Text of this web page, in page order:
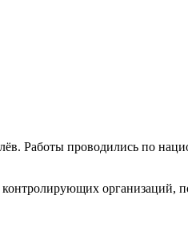
Работы проводились по
организаций,